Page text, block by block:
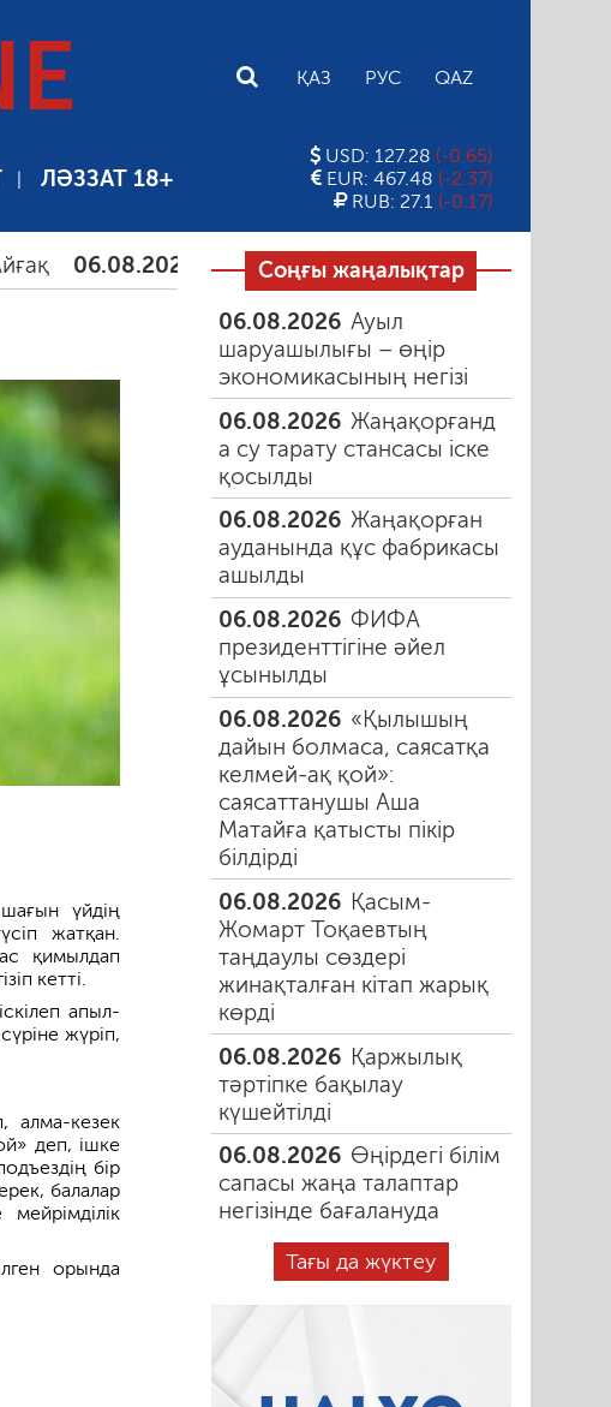
ҚАЗ РУС QAZ
ЛӘЗЗАТ 18+
USD: 127.28 (-0.65)
EUR: 467.48 (-2.37)
RUB: 27.1 (-0.17)
Тамыздағы таңғы түтін 06.08.2026
үйдің
жатқан.
қимылдап
кетті.
апыл-
жүріп,
алма-кезек
деп, ішке
бір
балалар
орында
Соңғы жаңалықтар
06.08.2026 Ауыл
шаруашылығы – өңір
экономикасының негізі
06.08.2026 Жаңақорғанд
а су тарату стансасы іске
қосылды
06.08.2026 Жаңақорған
ауданында құс фабрикасы
ашылды
06.08.2026 ФИФА
президенттігіне әйел
ұсынылды
06.08.2026 «Қылышың
дайын болмаса, саясатқа
келмей-ақ қой»:
саясаттанушы Аша
Матайға қатысты пікір
білдірді
06.08.2026 Қасым-
Жомарт Тоқаевтың
таңдаулы сөздері
жинақталған кітап жарық
көрді
06.08.2026 Қаржылық
тәртіпке бақылау
күшейтілді
06.08.2026 Өңірдегі білім
сапасы жаңа талаптар
негізінде бағалануда
Тағы да жүктеу